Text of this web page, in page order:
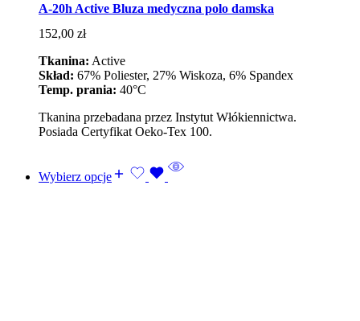
A-20h Active Bluza medyczna polo damska
152,00 zł
Tkanina: Active
Skład: 67% Poliester, 27% Wiskoza, 6% Spandex
Temp. prania: 40°C
Tkanina przebadana przez Instytut Włókiennictwa.
Posiada Certyfikat Oeko-Tex 100.
Wybierz opcje